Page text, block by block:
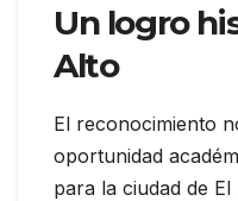
Un logro
Alto
El reconocimiento
oportunidad
para la ciudad de